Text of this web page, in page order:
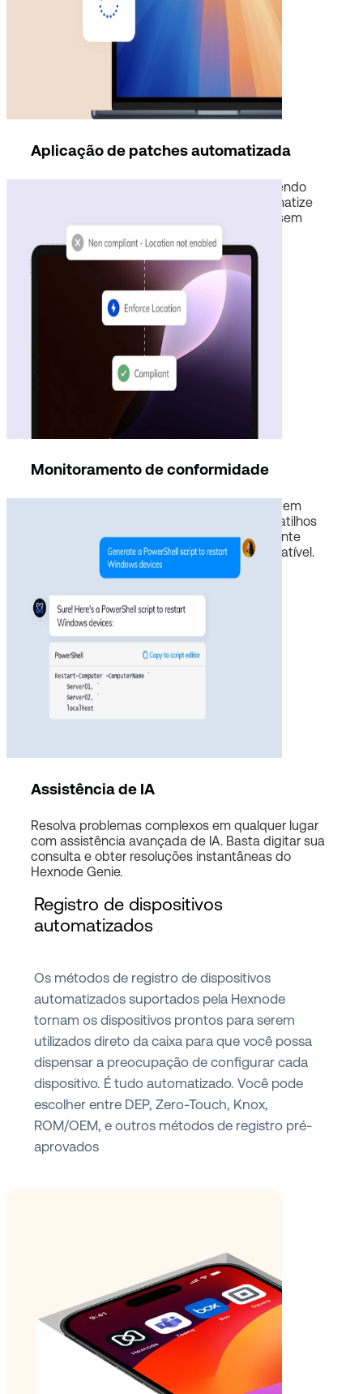
Aplicação de patches automatizada
Elimine vulnerabilidades de software mantendo
seus endpoints sempre atualizados. Automatize
atualizações de SO, patches e aplicativos sem
esforço.
Monitoramento de conformidade
Garanta que seus endpoints permaneçam em
conformidade com suas políticas. Defina gatilhos
para impor a conformidade instantaneamente
quando um dispositivo se tornar não compatível.
Assistência de IA
Resolva problemas complexos em qualquer lugar
com assistência avançada de IA. Basta digitar sua
consulta e obter resoluções instantâneas do
Hexnode Genie.
Registro de dispositivos
automatizados
Os métodos de registro de dispositivos
automatizados suportados pela Hexnode
tornam os dispositivos prontos para serem
utilizados direto da caixa para que você possa
dispensar a preocupação de configurar cada
dispositivo. É tudo automatizado. Você pode
escolher entre DEP, Zero-Touch, Knox,
ROM/OEM, e outros métodos de registro pré-
aprovados